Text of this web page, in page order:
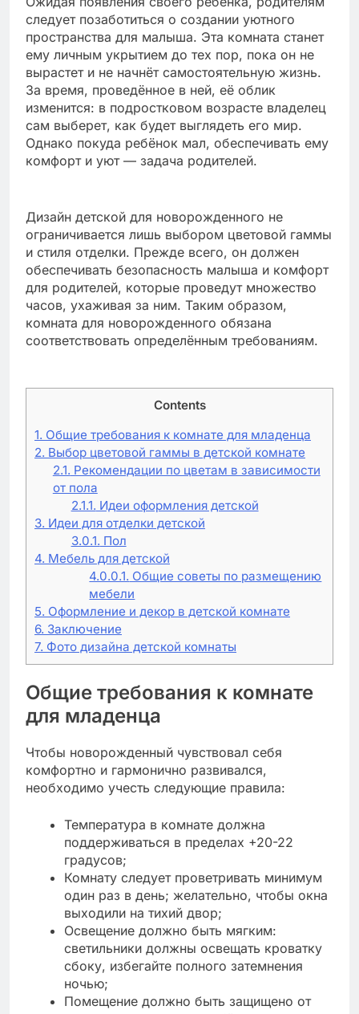
следует позаботиться о создании уютного
пространства для малыша. Эта комната станет
ему личным укрытием до тех пор, пока он не
вырастет и не начнёт самостоятельную жизнь.
За время, проведённое в ней, её облик
изменится: в подростковом возрасте владелец
сам выберет, как будет выглядеть его мир.
Однако покуда ребёнок мал, обеспечивать ему
комфорт и уют — задача родителей.
Дизайн детской для новорожденного не
ограничивается лишь выбором цветовой гаммы
и стиля отделки. Прежде всего, он должен
обеспечивать безопасность малыша и комфорт
для родителей, которые проведут множество
часов, ухаживая за ним. Таким образом,
комната для новорожденного обязана
соответствовать определённым требованиям.
Contents
1. Общие требования к комнате для младенца
2. Выбор цветовой гаммы в детской комнате
2.1. Рекомендации по цветам в зависимости
от пола
2.1.1. Идеи оформления детской
3. Идеи для отделки детской
3.0.1. Пол
4. Мебель для детской
4.0.0.1. Общие советы по размещению
мебели
5. Оформление и декор в детской комнате
6. Заключение
7. Фото дизайна детской комнаты
Общие требования к комнате
для младенца
Чтобы новорожденный чувствовал себя
комфортно и гармонично развивался,
необходимо учесть следующие правила:
Температура в комнате должна
поддерживаться в пределах +20-22
градусов;
Комнату следует проветривать минимум
один раз в день; желательно, чтобы окна
выходили на тихий двор;
Освещение должно быть мягким:
светильники должны освещать кроватку
сбоку, избегайте полного затемнения
ночью;
Помещение должно быть защищено от